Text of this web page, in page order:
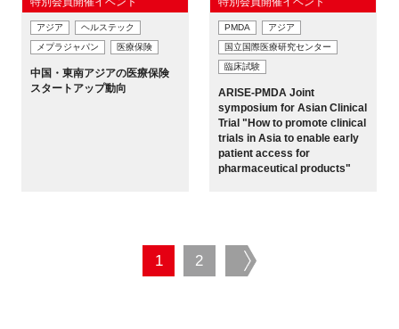
アジア
ヘルステック
メプラジャパン
医療保険
中国・東南アジアの医療保険
スタートアップ動向
PMDA
アジア
国立国際医療研究センター
臨床試験
ARISE-PMDA Joint
symposium for Asian Clinical
Trial "How to promote clinical
trials in Asia to enable early
patient access for
pharmaceutical products"
1 2 next